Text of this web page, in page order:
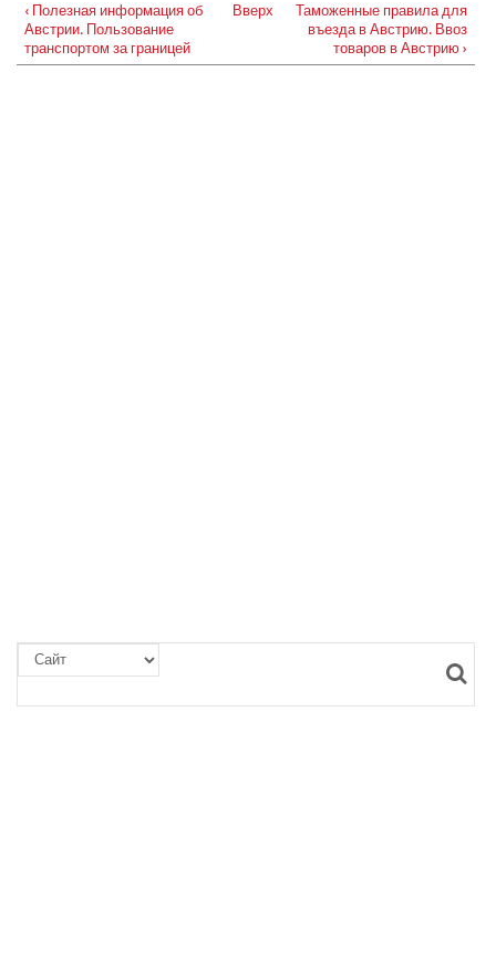
‹ Полезная информация об
Австрии. Пользование
транспортом за границей
Вверх
Таможенные правила для
въезда в Австрию. Ввоз
товаров в Австрию ›